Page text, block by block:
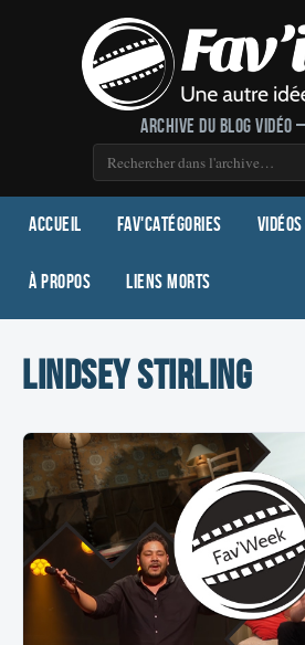
Archive du blog vidéo
Accueil Fav'Catégories Vidéos
À propos Liens morts
Lindsey Stirling